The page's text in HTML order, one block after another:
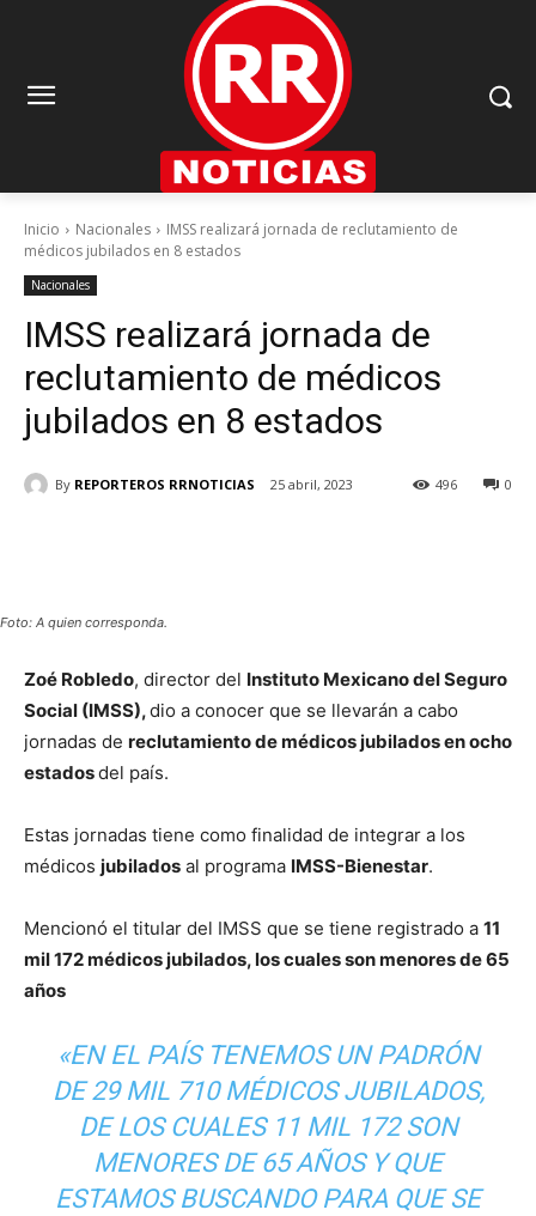
Inicio Nacionales
IMSS realizará jornada de reclutamiento de
médicos jubilados en 8 estados
Nacionales
IMSS realizará jornada de
reclutamiento de médicos
jubilados en 8 estados
By REPORTEROS RRNOTICIAS 25 abril, 2023 0
496
Foto: A quien corresponda.
Zoé Robledo, director del Instituto Mexicano del Seguro
Social (IMSS),dio a conocer que se llevarán a cabo
jornadas de reclutamiento de médicos jubilados en ocho
estadosdel país.
Estas jornadas tiene como finalidad de integrar a los
médicos jubilados al programa IMSS-Bienestar.
Mencionó el titular del IMSS que se tiene registrado a 11
mil 172 médicos jubilados, los cuales son menores de 65
años
«EN EL PAÍS TENEMOS UN PADRÓN
DE 29 MIL 710 MÉDICOS JUBILADOS,
DE LOS CUALES 11 MIL 172 SON
MENORES DE 65 AÑOS Y QUE
ESTAMOS BUSCANDO PARA QUE SE